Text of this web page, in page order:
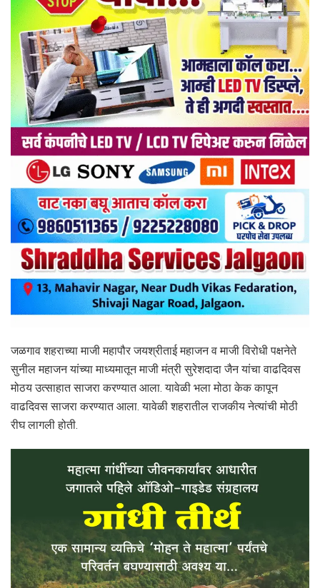
जळगाव शहराच्या माजी महापौर जयश्रीताई महाजन व माजी विरोधी पक्षनेते
सुनील महाजन यांच्या माध्यमातून माजी मंत्री सुरेशदादा जैन यांचा वाढदिवस
मोठय उत्साहात साजरा करण्यात आला. यावेळी भला मोठा केक कापून
वाढदिवस साजरा करण्यात आला. यावेळी शहरातील राजकीय नेत्यांची मोठी
रीघ लागली होती.